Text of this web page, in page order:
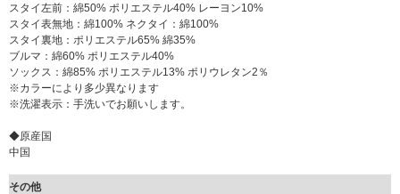
スタイ左前：綿50% ポリエステル40% レーヨン10%
スタイ表無地：綿100% ネクタイ：綿100%
スタイ裏地：ポリエステル65% 綿35%
ブルマ：綿60% ポリエステル40%
ソックス：綿85% ポリエステル13% ポリウレタン2％
※カラーにより多少異なります
※洗濯表示：手洗いでお願いします。
◆原産国
中国
その他